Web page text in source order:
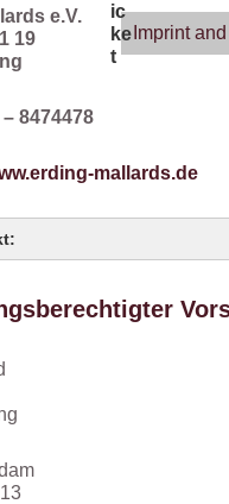
Imprint
e.V.
19
8474478
mallards.de